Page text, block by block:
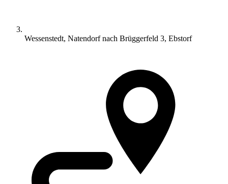
Wessenstedt, Natendorf nach Brüggerfeld 3, Ebstorf